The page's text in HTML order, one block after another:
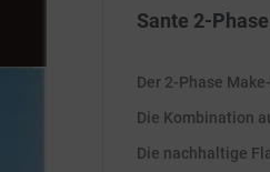
Sante 2-
Der 2-Phase
Die Kombination
Die nachhaltige